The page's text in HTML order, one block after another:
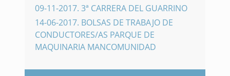
09-11-2017. 3ª CARRERA DEL GUARRINO
14-06-2017. BOLSAS DE TRABAJO DE
CONDUCTORES/AS PARQUE DE
MAQUINARIA MANCOMUNIDAD